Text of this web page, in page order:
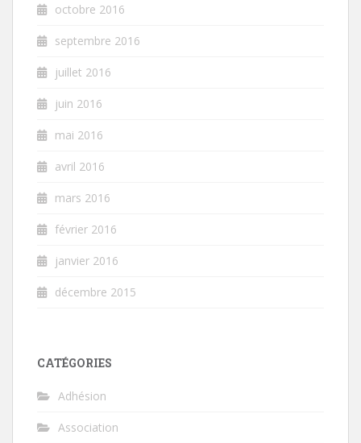
octobre 2016
septembre 2016
juillet 2016
juin 2016
mai 2016
avril 2016
mars 2016
février 2016
janvier 2016
décembre 2015
CATÉGORIES
Adhésion
Association